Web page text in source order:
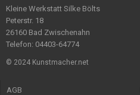
Kleine Werkstatt Silke Bölts
Peterstr. 18
26160 Bad Zwischenahn
Telefon: 04403-64774
© 2024 Kunstmacher.net
AGB